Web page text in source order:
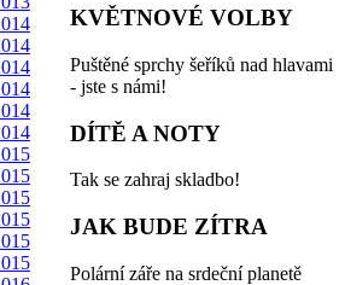
KVĚTNOVÉ VOLBY
Puštěné sprchy šeříků nad hlavami
- jste s námi!
DÍTĚ A NOTY
Tak se zahraj skladbo!
JAK BUDE ZÍTRA
Polární záře na srdeční planetě